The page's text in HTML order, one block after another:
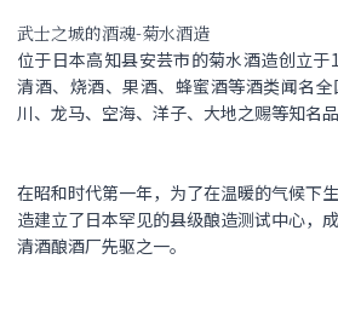
武士之城的酒魂-菊水酒造
位于日本高知县安芸市的菊水酒造创立
清酒、烧酒、果酒、蜂蜜酒等酒类闻名
川、龙马、空海、洋子、大地之赐等知名品
在昭和时代第一年，为了在温暖的气候下
造建立了日本罕见的县级酿造测试中心，
清酒酿酒厂先驱之一。